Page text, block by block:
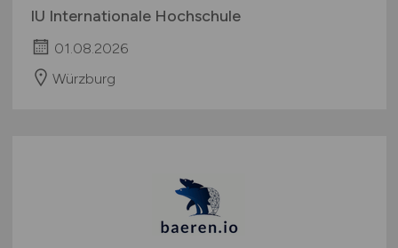
IU Internationale Hochschule
01.08.2026
Würzburg